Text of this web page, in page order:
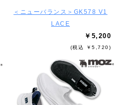
＜ニューバランス＞GK578 V1
LACE
￥5,200
(税込 ￥5,720)